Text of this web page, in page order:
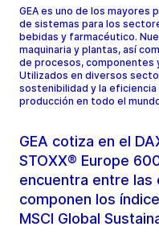
GEA es uno de los mayores
de sistemas para los
bebidas y farmacéutico.
maquinaria y plantas, así
de procesos, componentes
Utilizados en diversos
sostenibilidad y la
producción en todo el
GEA cotiza en el
STOXX® Europe
encuentra entre las
componen los
MSCI Global